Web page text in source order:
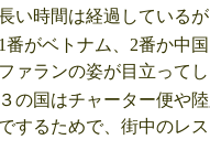
い時間は経過している
がベトナム、2番か中
ァランの姿が目立って
の国はチャーター便や
するためで、街中のレ